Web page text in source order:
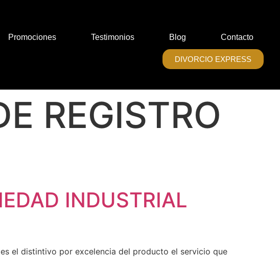
Promociones Testimonios Blog Contacto
DIVORCIO EXPRESS
REGISTRO
INDUSTRIAL
es el distintivo por excelencia del producto el servicio que